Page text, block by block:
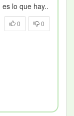
lo que hay..
0 0